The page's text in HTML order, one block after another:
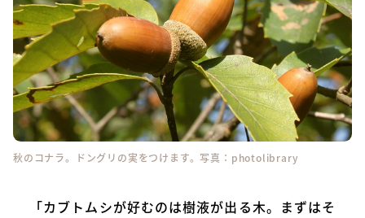
秋のコナラ。ドングリの実をつけます。写真： photolibrary
「カブトムシが好むのは樹液が出る木。まずはそ